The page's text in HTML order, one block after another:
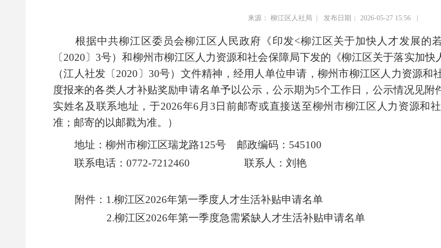
来源： 柳江区人社局 | 发布日期： 2026-05-27 15:56 |
根据中共柳江区委员会柳江区 人民政府《印发<柳江区关于加快人才发展的
〔2020〕 3号）和柳州市柳江区人力资源和社会保障局下发的 《柳江区关于落实加快
（江人社发 〔2020 〕 30号）文件精神，经用人单位申请 ，柳州市柳江区人力资源和
度报来的各类人才补贴奖励申请名单予以公示，公示期为5个工作日，公示情况见附
实姓名及联系地址，于2026年6 月 3 日 前邮寄或直接送至柳州市柳江区 人力资源和
准 ； 邮寄的以邮戳为准。
）
地址： 柳州市柳江区瑞龙路125号 邮政编码： 545100
联系电话： 0772-7212460 联系人： 刘艳
附件： 1.柳江区2026年第一季度人才生活补贴申请名单
2.柳江区2026年第一季度急需紧缺人才生活补贴申请名单